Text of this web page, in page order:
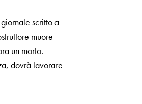
scritto a
muore
un morto.
dovrà lavorare